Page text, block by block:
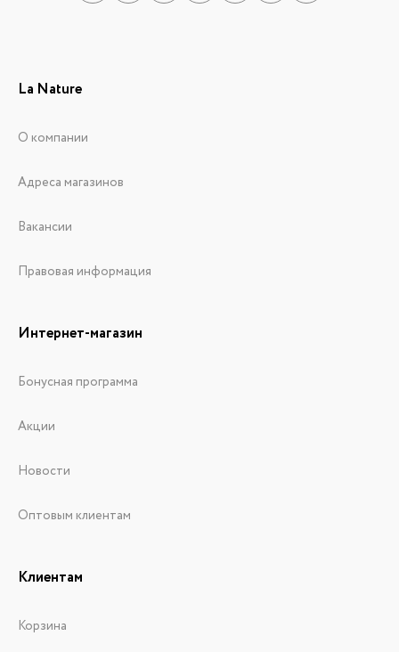
La Nature
О компании
Адреса магазинов
Вакансии
Правовая информация
Интернет-магазин
Бонусная программа
Акции
Новости
Оптовым клиентам
Клиентам
Корзина